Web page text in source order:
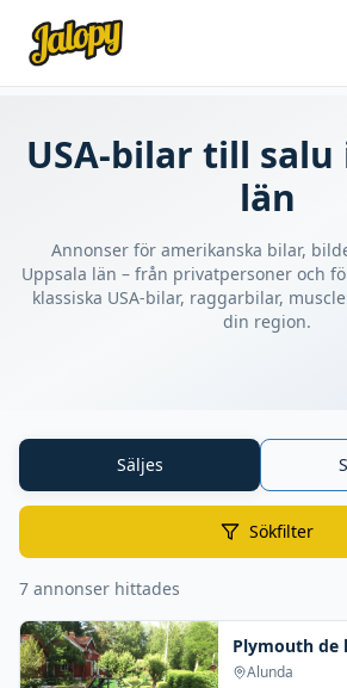
USA-bilar till salu
län
Annonser för amerikanska bilar,
Uppsala län – från privatpersoner och
klassiska USA-bilar, raggarbilar,
din region.
Säljes
Sökfilter
7 annonser hittades
Plymouth de
Alunda